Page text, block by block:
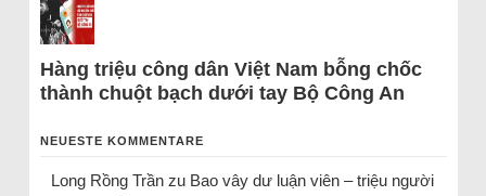
Hàng triệu công dân Việt Nam bỗng chốc
thành chuột bạch dưới tay Bộ Công An
NEUESTE KOMMENTARE
Long Rồng Trầnzu Bao vây dư luận viên – triệu người